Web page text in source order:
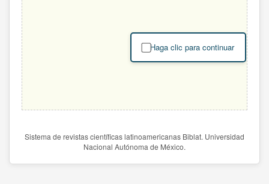
Haga clic para continuar
Sistema de revistas científicas latinoamericanas Biblat. Universidad
Nacional Autónoma de México.